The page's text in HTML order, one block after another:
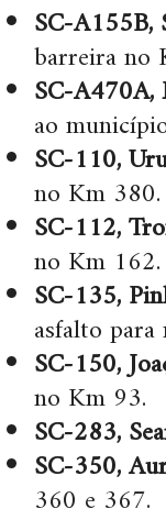
SC-A155B,
barreira no
SC-
ao
SC-110,
no Km 380.
SC-112,
no Km 162.
SC-135,
asfalto
SC-150,
no Km 93.
SC-283,
SC-350,